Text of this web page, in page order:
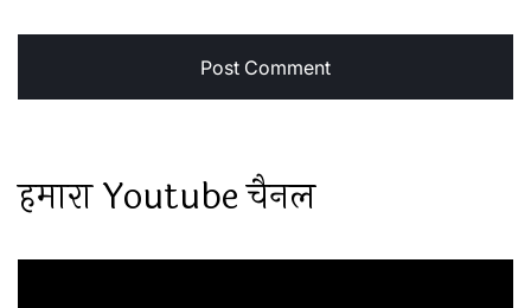
हमारा Youtube चैनल